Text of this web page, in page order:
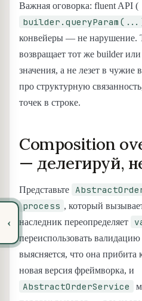
‹
Важная оговорка: fluent API (
конвейеры — не нарушение.
возвращает тот же builder
значения, а не лезет в
про структурную
точек в строке.
Composition
— делегируй,
Представьте
process , который
наследник переопределяет
переиспользовать
выясняется, что она
новая версия фреймворка, и
AbstractOrderService